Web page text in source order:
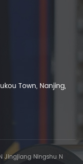
Town, Nanjing,
Jingjiang Ningshu N